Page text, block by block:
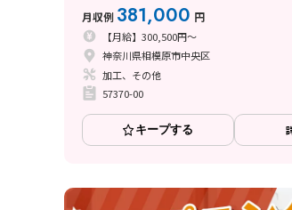
月収例 381,000 円
【月給】300,500円～
神奈川県相模原市中央区
加工、その他
57370-00
キープする